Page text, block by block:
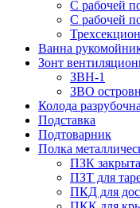
С рабочей
С рабочей
Ванна
Зонт
ЗВН-1
ЗВО
Колода
Подставка
Подтоварник
Полка
ПЗК
ПЗТ для
ПКД для